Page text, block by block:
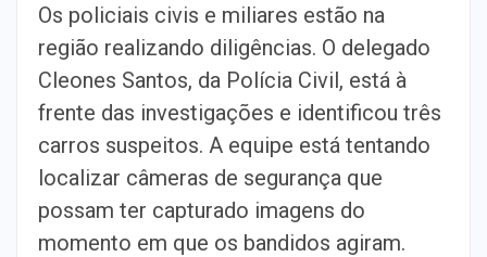
Os policiais civis e miliares estão na
região realizando diligências. O delegado
Cleones Santos, da Polícia Civil, está à
frente das investigações e identificou três
carros suspeitos. A equipe está tentando
localizar câmeras de segurança que
possam ter capturado imagens do
momento em que os bandidos agiram.